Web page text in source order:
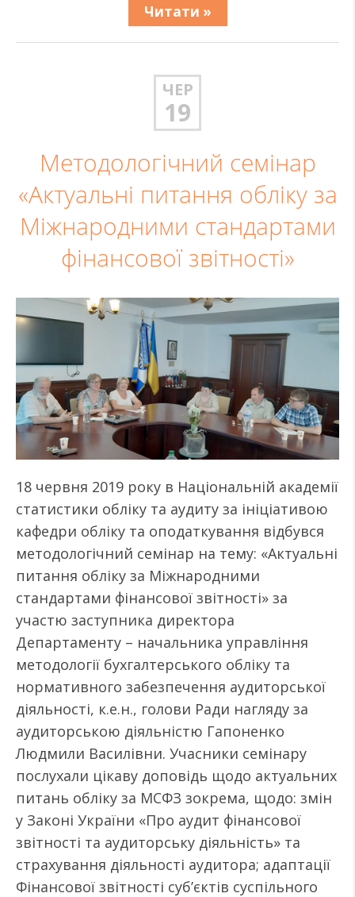
Читати »
ЧЕР
19
Методологічний семінар
«Актуальні питання обліку за
Міжнародними стандартами
фінансової звітності»
18 червня 2019 року в Національній академії
статистики обліку та аудиту за ініціативою
кафедри обліку та оподаткування відбувся
методологічний семінар на тему: «Актуальні
питання обліку за Міжнародними
стандартами фінансової звітності» за
участю заступника директора
Департаменту – начальника управління
методології бухгалтерського обліку та
нормативного забезпечення аудиторської
діяльності, к.е.н., голови Ради нагляду за
аудиторською діяльністю Гапоненко
Людмили Василівни. Учасники семінару
послухали цікаву доповідь щодо актуальних
питань обліку за МСФЗ зокрема, щодо: змін
у Законі України «Про аудит фінансової
звітності та аудиторську діяльність» та
страхування діяльності аудитора; адаптації
Фінансової звітності суб’єктів суспільного